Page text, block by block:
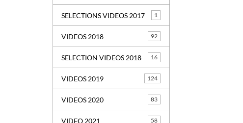
SELECTIONS VIDEOS 2017 1
VIDEOS 2018 92
SELECTION VIDEOS 2018 16
VIDEOS 2019 124
VIDEOS 2020 83
VIDEO 2021 58